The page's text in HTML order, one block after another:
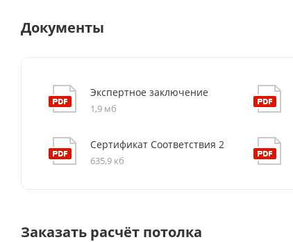
Документы
Экспертное заключение
1,9 мб
Сертификат Соответствия 2
635,9 кб
Заказать расчёт потолка